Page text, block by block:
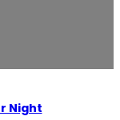
Night